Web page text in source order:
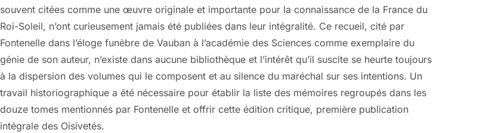
souvent citées comme une œuvre originale et importante pour la connaissance de la France du
Roi-Soleil, n’ont curieusement jamais été publiées dans leur intégralité. Ce recueil, cité par
Fontenelle dans l’éloge funèbre de Vauban à l’académie des Sciences comme exemplaire du
génie de son auteur, n’existe dans aucune bibliothèque et l’intérêt qu’il suscite se heurte toujours
à la dispersion des volumes qui le composent et au silence du maréchal sur ses intentions. Un
travail historiographique a été nécessaire pour établir la liste des mémoires regroupés dans les
douze tomes mentionnés par Fontenelle et offrir cette édition critique, première publication
intégrale des Oisivetés.